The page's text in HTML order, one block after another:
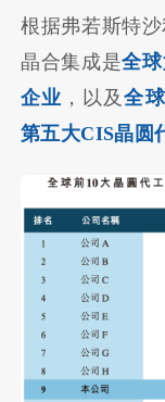
根据弗若斯特沙
晶合集成是全
企业 ，以及全
第五大CIS晶圆